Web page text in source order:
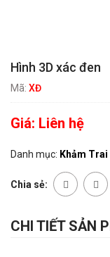
Hình 3D xác đen
Mã: XĐ
Giá: Liên hệ
Danh mục: Khảm
Chia sẻ:
CHI TIẾT SẢN